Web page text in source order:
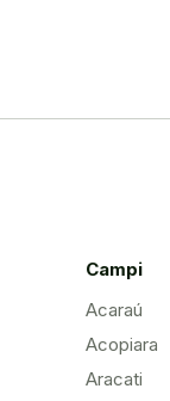
Campi
Acaraú
Acopiara
Aracati